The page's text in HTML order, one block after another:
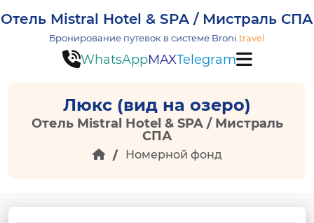
Отель Mistral Hotel & SPA / Мистраль СПА
Бронирование путевок в системе Broni. travel
WhatsAppMAXTelegram
Люкс (вид на озеро)
Отель Mistral Hotel & SPA / Мистраль
СПА
Номерной фонд